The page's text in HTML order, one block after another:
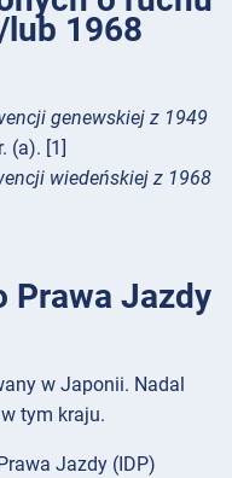
1968
genewskiej z 1949
(a). [1]
wiedeńskiej z 1968
Prawa Jazdy
w Japonii. Nadal
tym kraju.
Jazdy (IDP)